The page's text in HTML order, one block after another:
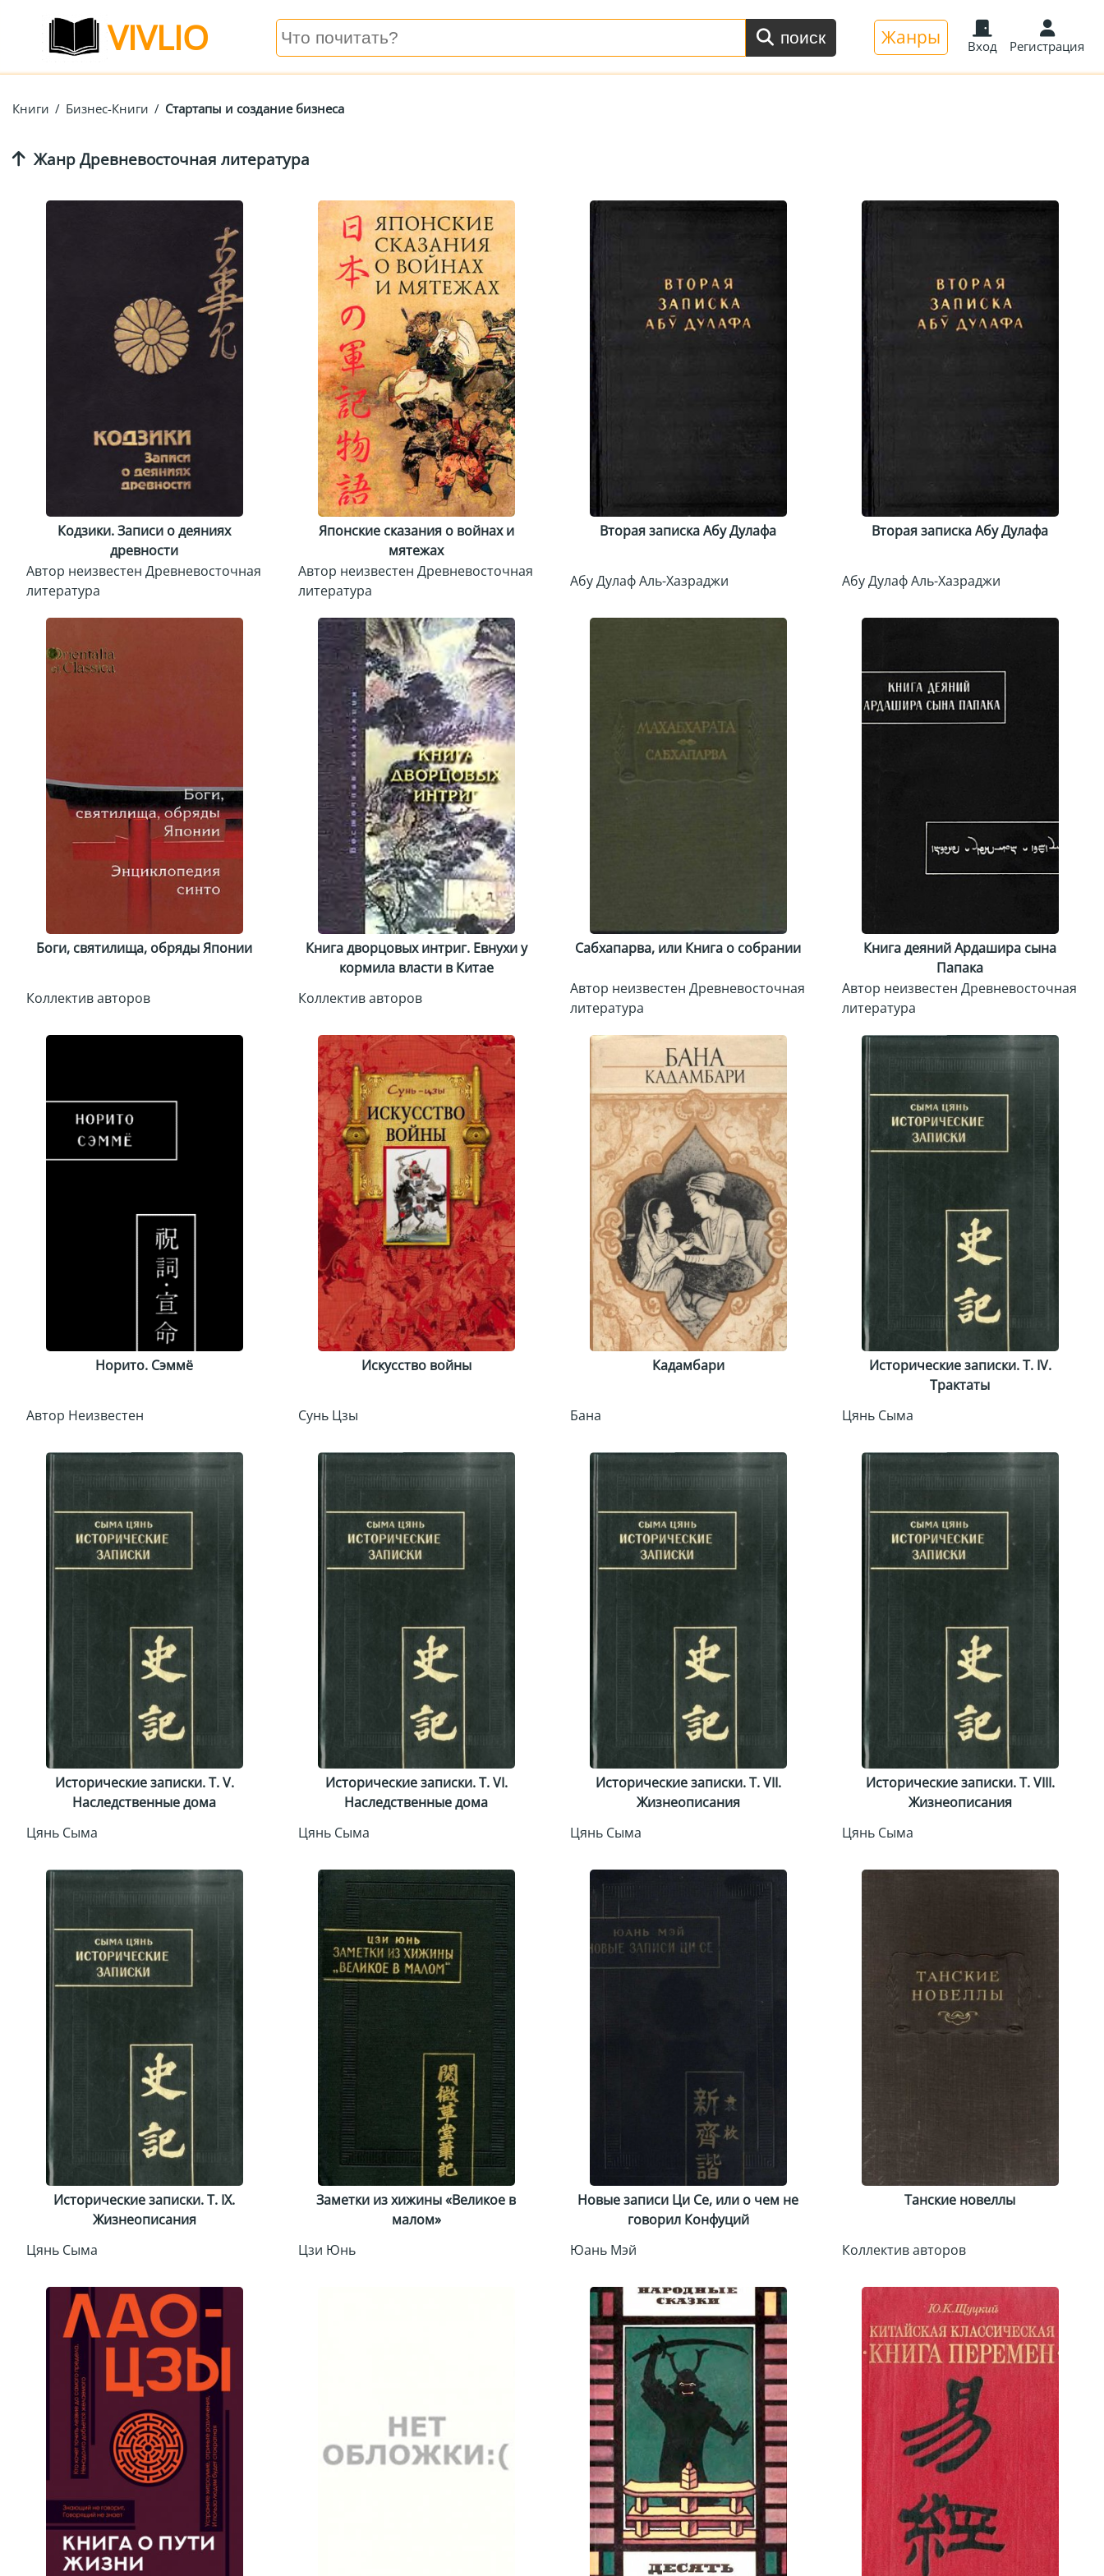
VIVLIO поиск Жанры Вход Регистрация
Книги / Бизнес-Книги / Стартапы и создание бизнеса
Жанр Древневосточная литература
Кодзики. Записи о деяниях
древности
Автор неизвестен Древневосточная
литература
Японские сказания о войнах и
мятежах
Автор неизвестен Древневосточная
литература
Вторая записка Абу Дулафа
Абу Дулаф Аль-Хазраджи
Вторая записка Абу Дулафа
Абу Дулаф Аль-Хазраджи
Боги, святилища, обряды Японии
Коллектив авторов
Книга дворцовых интриг. Евнухи у
кормила власти в Китае
Коллектив авторов
Сабхапарва, или Книга о собрании
Автор неизвестен Древневосточная
литература
Книга деяний Ардашира сына
Папака
Автор неизвестен Древневосточная
литература
Норито. Сэммё
Автор Неизвестен
Искусство войны
Сунь Цзы
Кадамбари
Бана
Исторические записки. Т. IV.
Трактаты
Цянь Сыма
Исторические записки. Т. V.
Наследственные дома
Цянь Сыма
Исторические записки. Т. VI.
Наследственные дома
Цянь Сыма
Исторические записки. Т. VII.
Жизнеописания
Цянь Сыма
Исторические записки. Т. VIII.
Жизнеописания
Цянь Сыма
Исторические записки. Т. IX.
Жизнеописания
Цянь Сыма
Заметки из хижины «Великое в
малом»
Цзи Юнь
Новые записи Ци Се, или о чем не
говорил Конфуций
Юань Мэй
Танские новеллы
Коллектив авторов